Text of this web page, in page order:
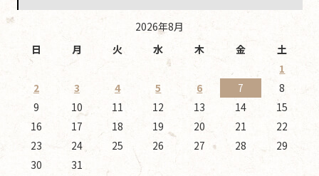
2026年8月
日
月 火 水 木 金
土
1
2
3 4 5 6 7
8
9
10 11 12 13 14
15
16
17 18 19 20 21
22
23
24 25 26 27 28
29
30
31